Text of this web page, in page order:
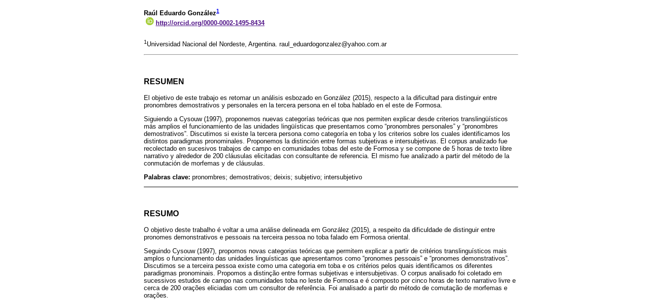
Raúl Eduardo González1
http://orcid.org/0000-0002-1495-8434
1 Universidad Nacional del Nordeste, Argentina. raul_eduardogonzalez@yahoo.com.ar
RESUMEN
El objetivo de este trabajo es retomar un análisis esbozado en González (2015), respecto a la dificultad para distinguir entre
pronombres demostrativos y personales en la tercera persona en el toba hablado en el este de Formosa.
Siguiendo a Cysouw (1997), proponemos nuevas categorías teóricas que nos permiten explicar desde criterios translingüísticos
más amplios el funcionamiento de las unidades lingüísticas que presentamos como “pronombres personales” y “pronombres
demostrativos”. Discutimos si existe la tercera persona como categoría en toba y los criterios sobre los cuales identificamos los
distintos paradigmas pronominales. Proponemos la distinción entre formas subjetivas e intersubjetivas. El corpus analizado fue
recolectado en sucesivos trabajos de campo en comunidades tobas del este de Formosa y se compone de 5 horas de texto libre
narrativo y alrededor de 200 cláusulas elicitadas con consultante de referencia. El mismo fue analizado a partir del método de la
conmutación de morfemas y de cláusulas.
Palabras clave: pronombres; demostrativos; deixis; subjetivo; intersubjetivo
RESUMO
O objetivo deste trabalho é voltar a uma análise delineada em González (2015), a respeito da dificuldade de distinguir entre
pronomes demonstrativos e pessoais na terceira pessoa no toba falado em Formosa oriental.
Seguindo Cysouw (1997), propomos novas categorias teóricas que permitem explicar a partir de critérios translinguísticos mais
amplos o funcionamento das unidades linguísticas que apresentamos como “pronomes pessoais” e “pronomes demonstrativos”.
Discutimos se a terceira pessoa existe como uma categoria em toba e os critérios pelos quais identificamos os diferentes
paradigmas pronominais. Propomos a distinção entre formas subjetivas e intersubjetivas. O corpus analisado foi coletado em
sucessivos estudos de campo nas comunidades toba no leste de Formosa e é composto por cinco horas de texto narrativo livre e
cerca de 200 orações eliciadas com um consultor de referência. Foi analisado a partir do método de comutação de morfemas e
orações.